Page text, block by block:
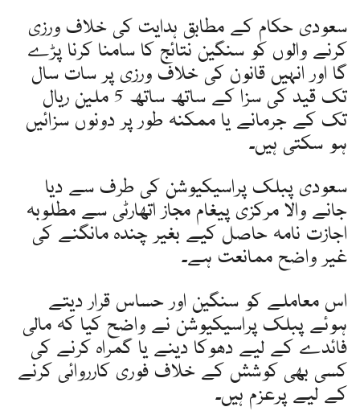
سعودی حکام کے مطابق ہدایت کی خلاف ورزی
کرنے والوں کو سنگین نتائج کا سامنا کرنا پڑے
گا اور انہیں قانون کی خلاف ورزی پر سات سال
تک قید کی سزا کے ساتھ ساتھ 5 ملین ریال
تک کے جرمانے یا ممکنہ طور پر دونوں سزائیں
ہو سکتی ہیں۔
سعودی پبلک پراسیکیوشن کی طرف سے دیا
جانے والا مرکزی پیغام مجاز اتھارٹی سے مطلوبہ
اجازت نامہ حاصل کیے بغیر چندہ مانگنے کی
غیر واضح ممانعت ہے۔
اس معاملے کو سنگین اور حساس قرار دیتے
ہوئے پبلک پراسیکیوشن نے واضح کیا کہ مالی
فائدے کے لیے دھوکا دینے یا گمراہ کرنے کی
کسی بھی کوشش کے خلاف فوری کارروائی کرنے
کے لیے پرعزم ہیں۔